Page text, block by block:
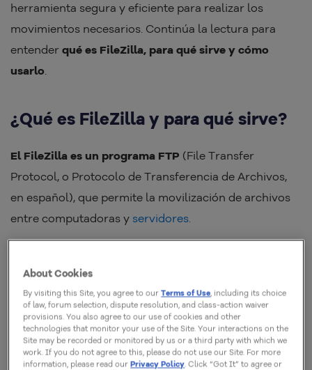
herramienta segura y eficiente para realizar los
movimientos necesarios. Continúa la lectura para
entender qué es FileZilla, para qué sirve y cómo
usarlo.
¿Qué es FileZilla y para qué sirve?
El FileZilla es un programa FTP (File Transfer
Protocol, o Protocolo de Transferencia de Archivos,
en español), que permite la movilización de archivos
entre computadoras y servidores.
y seguro, lo que lo convierte en una excelente opción
para aquellos que necesitan gestionar los
documentos de una página web, pero no tienen un
amplio conocimiento en el área de programación y
desarrollo.
About Cookies
By visiting this Site, you agree to ourTerms of Use, including its choice
of law, forum selection, dispute resolution, and class-action waiver
provisions. You also agree to our use of cookies and other
technologies that monitor your use of the Site. Your interactions on the
Site may be recorded or monitored by us or a third party with which we
work. If you do not agree to this, please do not use our Site. For more
information, please read ourPrivacy Policy. Click “Got It” to agree or